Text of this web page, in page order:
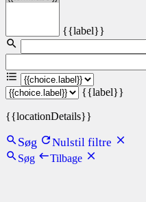
{{label}}
{{label}}
{{locationDetails}}
Søg Nulstil filtre
Søg Tilbage